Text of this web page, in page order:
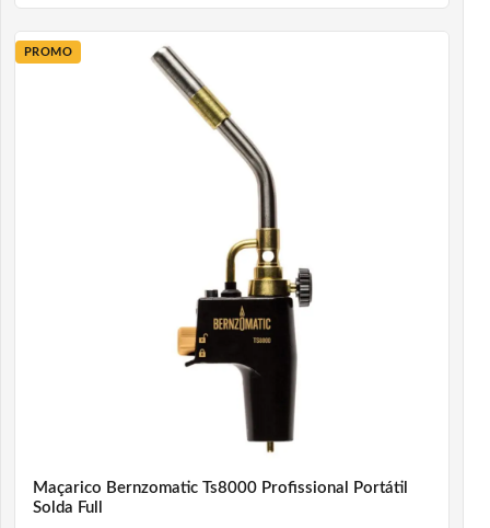
PROMO
Maçarico Bernzomatic Ts8000 Profissional Portátil
Solda Full